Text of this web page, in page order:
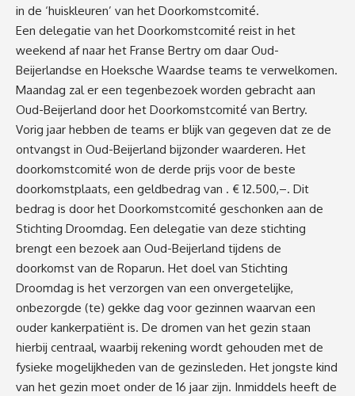
in de ‘huiskleuren’ van het Doorkomstcomité.
Een delegatie van het Doorkomstcomité reist in het
weekend af naar het Franse Bertry om daar Oud-
Beijerlandse en Hoeksche Waardse teams te verwelkomen.
Maandag zal er een tegenbezoek worden gebracht aan
Oud-Beijerland door het Doorkomstcomité van Bertry.
Vorig jaar hebben de teams er blijk van gegeven dat ze de
ontvangst in Oud-Beijerland bijzonder waarderen. Het
doorkomstcomité won de derde prijs voor de beste
doorkomstplaats, een geldbedrag van . € 12.500,–. Dit
bedrag is door het Doorkomstcomité geschonken aan de
Stichting Droomdag. Een delegatie van deze stichting
brengt een bezoek aan Oud-Beijerland tijdens de
doorkomst van de Roparun. Het doel van Stichting
Droomdag is het verzorgen van een onvergetelijke,
onbezorgde (te) gekke dag voor gezinnen waarvan een
ouder kankerpatiënt is. De dromen van het gezin staan
hierbij centraal, waarbij rekening wordt gehouden met de
fysieke mogelijkheden van de gezinsleden. Het jongste kind
van het gezin moet onder de 16 jaar zijn. Inmiddels heeft de